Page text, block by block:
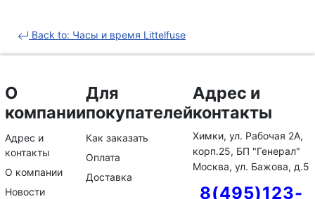
Back to: Часы и время Littelfuse
О
компании
Адрес и
контакты
О компании
Новости
Для
покупателей
Как заказать
Оплата
Доставка
Адрес и
контакты
Химки, ул. Рабочая 2А,
корп.25, БП "Генерал"
Москва, ул. Бажова, д.5
8(495)123-